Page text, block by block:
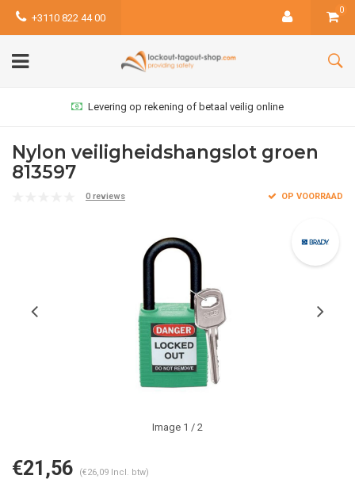
+3110 822 44 00
0
Levering op rekening of betaal veilig online
Nylon veiligheidshangslot groen
813597
0 reviews OP VOORRAAD
Image 1 / 2
€21,56 (€26,09 Incl. btw)